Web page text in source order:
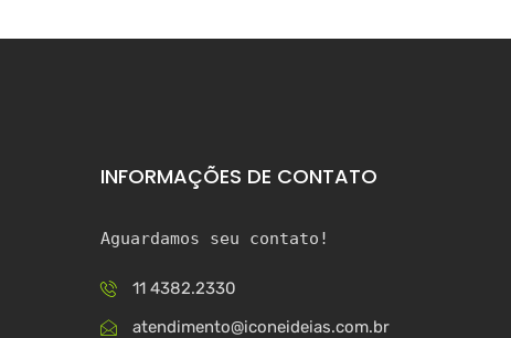
INFORMAÇÕES DE CONTATO
Aguardamos seu contato!
11 4382.2330
atendimento@iconeideias.com.br